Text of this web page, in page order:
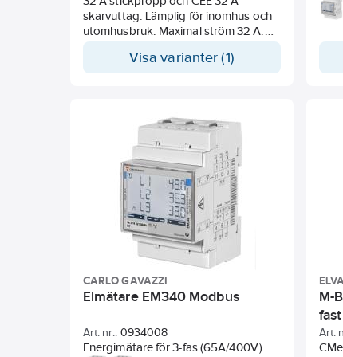
skarvuttag. Lämplig för inomhus och
utomhusbruk. Maximal ström 32 A.
endast 0,5 W/fas.
Visa varianter (1)
CARLO GAVAZZI
Elmätare EM340 Modbus
Art. nr.: 0934008
Energimätare för 3-fas (65A/400V)
M-
Art.